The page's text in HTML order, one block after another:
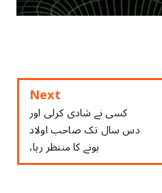
Next
ﮐﺴﯽ ﻧﮯ ﺷﺎﺩﯼ ﮐﺮﻟﯽ ﺍﻭﺭ
ﺩﺱ ﺳﺎﻝ ﺗﮏ ﺻﺎﺣﺐ ﺍﻭﻻﺩ
ﮨﻮﻧﮯ ﮐﺎ ﻣﻨﺘﻈﺮ ﺭﮨﺎ،